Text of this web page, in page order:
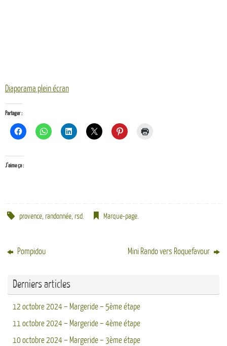
Diaporama plein écran
Partager :
J’aime ça :
provence,randonnée,rsd. Marque-page.
Pompidou Mini Rando vers Roquefavour
Derniers articles
12 octobre 2024 – Margeride – 5ème étape
11 octobre 2024 – Margeride – 4ème étape
10 octobre 2024 – Margeride – 3ème étape